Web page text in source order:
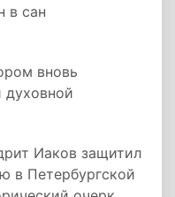
в сан
вновь
духовной
Иаков защитил
в Петербургской